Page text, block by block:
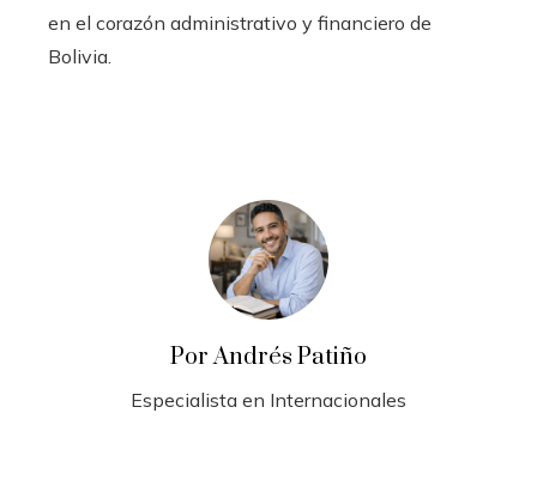
en el corazón administrativo y financiero de
Bolivia.
Por Andrés Patiño
Especialista en Internacionales